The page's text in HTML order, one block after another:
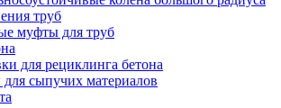
труб
муфты для труб
для рециклинга бетона
сыпучих материалов